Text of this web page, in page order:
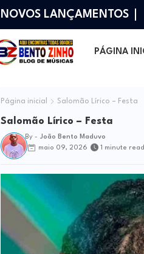
NOVOS LANÇAMENTOS
PÁGINA
Página inicial Salomão Lírico – Festa
Salomão Lírico – Festa
By - João Bento Maduvo
maio 09, 2026
1 minute read